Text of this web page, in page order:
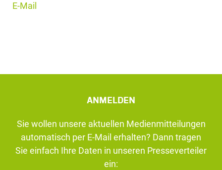
E-Mail
ANMELDEN
Sie wollen unsere aktuellen Medienmitteilungen
automatisch per E-Mail erhalten? Dann tragen
Sie einfach Ihre Daten in unseren Presseverteiler
ein: